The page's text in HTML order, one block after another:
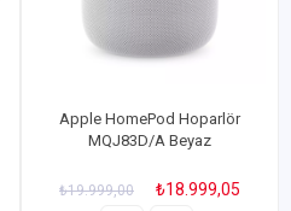
Apple HomePod Hoparlör
MQJ83D/A Beyaz
₺19.999,00 ₺18.999,05